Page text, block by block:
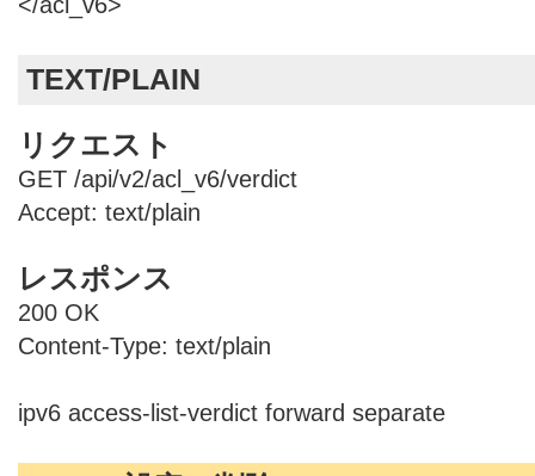
TEXT/PLAIN
リクエスト
GET /api/v2/acl_v6/verdict
Accept: text/plain
レスポンス
200 OK
Content-Type: text/plain
ipv6 access-list-verdict forward separate